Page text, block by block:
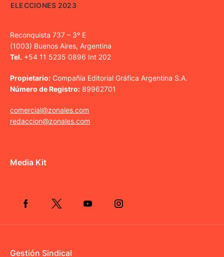
ELECCIONES 2023
Reconquista 737 – 3º E
(1003) Buenos Aires, Argentina
Tel. +54 11 5235 0896 Int 202
Propietario: Compañía Editorial Gráfica Argentina S.A.
Número de Registro: 89962701
comercial@zonales.com
redaccion@zonales.com
Media Kit
Gestión Sindical